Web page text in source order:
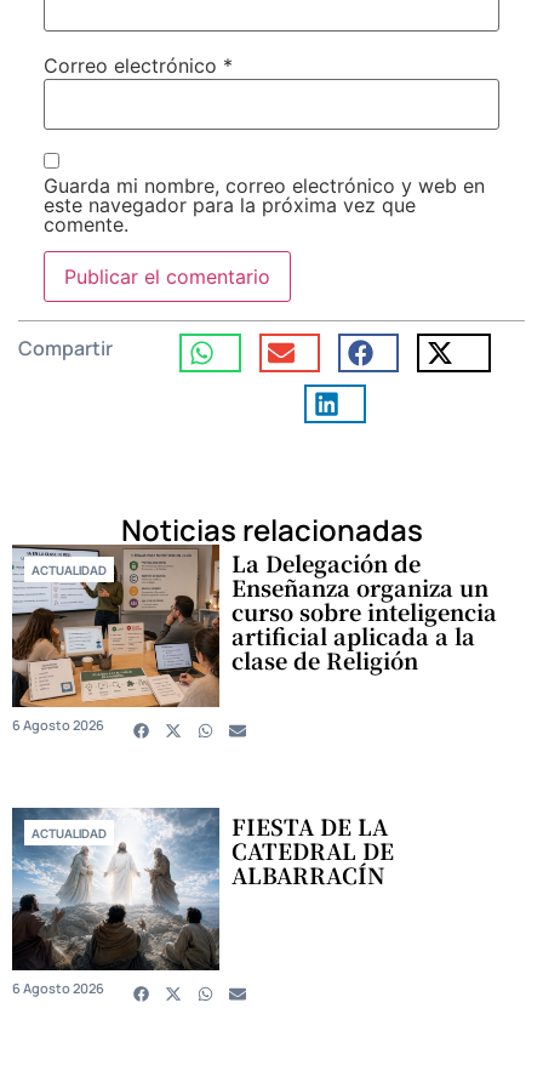
Correo electrónico *
Guarda mi nombre, correo electrónico y web en
este navegador para la próxima vez que
comente.
Compartir
Noticias relacionadas
ACTUALIDAD La Delegación de
Enseñanza organiza un
curso sobre inteligencia
artificial aplicada a la
clase de Religión
6 Agosto 2026
ACTUALIDAD FIESTA DE LA
CATEDRAL DE
ALBARRACÍN
6 Agosto 2026